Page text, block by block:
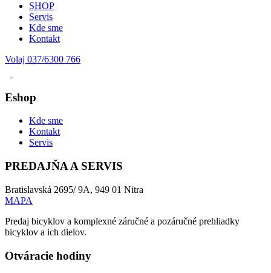
SHOP
Servis
Kde sme
Kontakt
Volaj 037/6300 766
Eshop
Kde sme
Kontakt
Servis
PREDAJŇA A SERVIS
Bratislavská 2695/ 9A, 949 01 Nitra
MAPA
Predaj bicyklov a komplexné záručné a pozáručné prehliadky
bicyklov a ich dielov.
Otváracie hodiny